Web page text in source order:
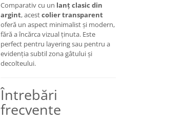
Comparativ cu un lanț clasic din
argint, acestcolier transparent
oferă un aspect minimalist și modern,
fără a încărca vizual ținuta. Este
perfect pentru layering sau pentru a
evidenția subtil zona gâtului și
decolteului.
Întrebări
frecvente